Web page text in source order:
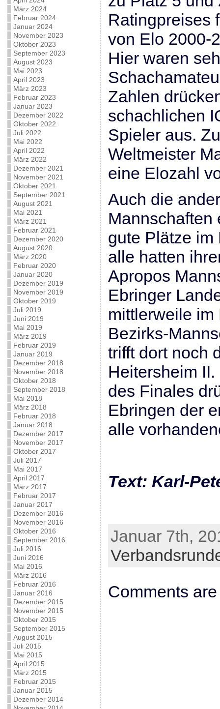
März 2024
Februar 2024
Januar 2024
November 2023
Oktober 2023
September 2023
August 2023
Mai 2023
April 2023
März 2023
Februar 2023
Januar 2023
Dezember 2022
Oktober 2022
Juli 2022
Mai 2022
April 2022
März 2022
Dezember 2021
November 2021
Oktober 2021
September 2021
August 2021
Mai 2021
März 2021
Februar 2021
Dezember 2020
August 2020
März 2020
Februar 2020
Januar 2020
Dezember 2019
November 2019
Oktober 2019
Juli 2019
Juni 2019
Mai 2019
März 2019
Februar 2019
Januar 2019
Dezember 2018
November 2018
Oktober 2018
September 2018
Mai 2018
März 2018
Februar 2018
Januar 2018
Dezember 2017
November 2017
Oktober 2017
Juli 2017
Mai 2017
April 2017
März 2017
Februar 2017
Januar 2017
Dezember 2016
November 2016
Oktober 2016
September 2016
Juli 2016
Juni 2016
Mai 2016
März 2016
Februar 2016
Januar 2016
Dezember 2015
November 2015
Oktober 2015
September 2015
August 2015
Juli 2015
Mai 2015
April 2015
März 2015
Februar 2015
Januar 2015
Dezember 2014
Ratingpreises
von Elo 2000-
Hier waren
Zahlen
schachlichen
Spieler aus.
Weltmeister
eine Elozahl
Auch die
Mannschaften
gute Plätze im
alle hatten
Apropos
Ebringer
mittlerweile
Bezirks-
trifft dort noch
Heitersheim
des Finales
Ebringen der
alle
Text: Karl-
Januar 7th,
Comments